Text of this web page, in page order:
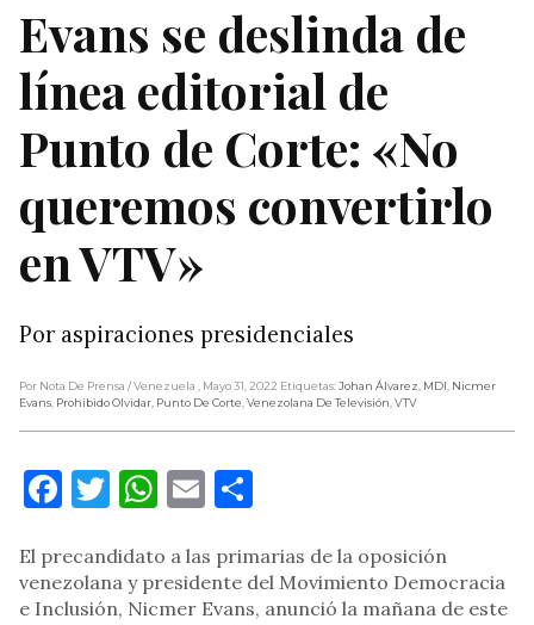
Evans se deslinda de
línea editorial de
Punto de Corte: «No
queremos convertirlo
en VTV»
Por aspiraciones presidenciales
Por Nota De Prensa / Venezuela , Mayo 31, 2022 Etiquetas:Johan Álvarez, MDI, Nicmer
Evans, Prohibido Olvidar, Punto De Corte,Venezolana De Televisión,VTV
Facebook
Twitter
WhatsApp
Email
El precandidato a las primarias de la oposición
venezolana y presidente del Movimiento Democracia
e Inclusión, Nicmer Evans, anunció la mañana de este